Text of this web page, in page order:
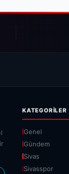
KATEGORILER
Genel
Gündem
Sivas
Sivasspor